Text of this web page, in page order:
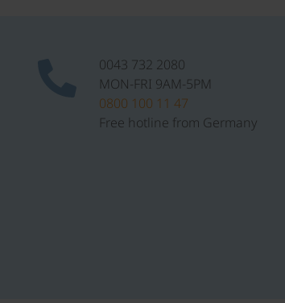
0043 732 2080
MON-FRI 9AM-5PM
0800 100 11 47
Free hotline from Germany